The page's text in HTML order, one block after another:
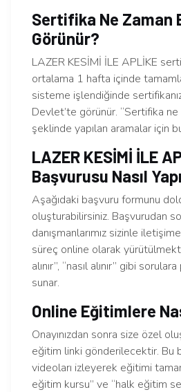
Sertifika Ne Zaman
Görünür?
LAZER KESİMİ İLE APLİKE
ortalama 1 hafta içinde
sisteme işlendiğinde
Devlet’te görünür. “Sertifika
şeklinde yapılan aramalar için
LAZER KESİMİ İLE
Başvurusu Nasıl
Aşağıdaki başvuru formunu
oluşturabilirsiniz. Başvurudan
danışmanlarımız sizinle
süreç online olarak
alınır”, “nasıl alınır” gibi
sunar.
Online Eğitimlere
Onayınızdan sonra size özel
eğitim linki gönderilecektir. Bu
videoları izleyerek eğitimi
eğitim kursu” ve “halk eğitim